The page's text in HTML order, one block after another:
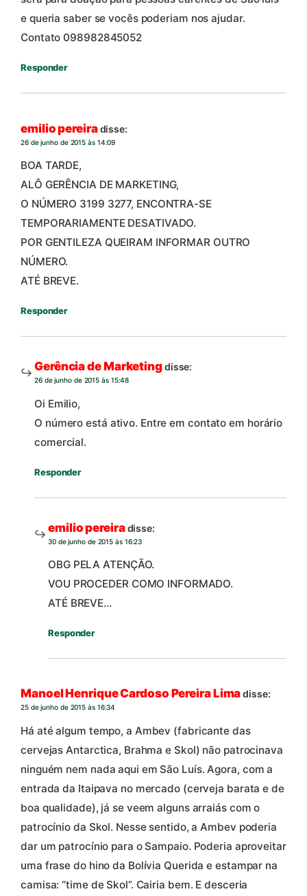
e queria saber se vocês poderiam nos ajudar.
Contato 098982845052
Responder
emilio pereiradisse:
26 de junho de 2015 às 14:09
BOA TARDE,
ALÔ GERÊNCIA DE MARKETING,
O NÚMERO 3199 3277, ENCONTRA-SE
TEMPORARIAMENTE DESATIVADO.
POR GENTILEZA QUEIRAM INFORMAR OUTRO
NÚMERO.
ATÉ BREVE.
Responder
Gerência de Marketingdisse:
26 de junho de 2015 às 15:48
Oi Emilio,
O número está ativo. Entre em contato em horário
comercial.
Responder
emilio pereiradisse:
30 de junho de 2015 às 16:23
OBG PELA ATENÇÃO.
VOU PROCEDER COMO INFORMADO.
ATÉ BREVE…
Responder
Manoel Henrique Cardoso Pereira Limadisse:
25 de junho de 2015 às 16:34
Há até algum tempo, a Ambev (fabricante das
cervejas Antarctica, Brahma e Skol) não patrocinava
ninguém nem nada aqui em São Luís. Agora, com a
entrada da Itaipava no mercado (cerveja barata e de
boa qualidade), já se veem alguns arraiás com o
patrocínio da Skol. Nesse sentido, a Ambev poderia
dar um patrocínio para o Sampaio. Poderia aproveitar
uma frase do hino da Bolívia Querida e estampar na
camisa: “time de Skol”. Cairia bem. E desceria